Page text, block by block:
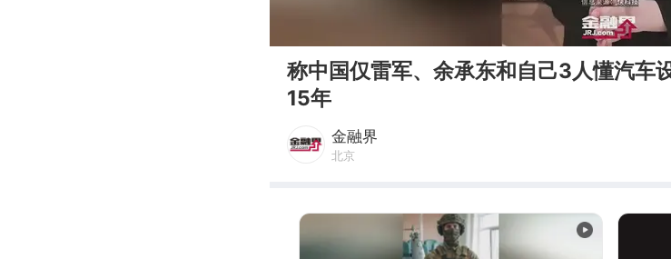
称中国仅雷军、余承东和自己3人懂汽车
15年
金融界
北京